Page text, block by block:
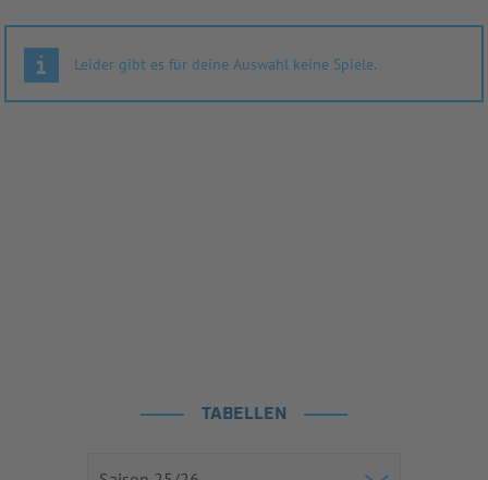
Leider gibt es für deine Auswahl keine Spiele.
TABELLEN